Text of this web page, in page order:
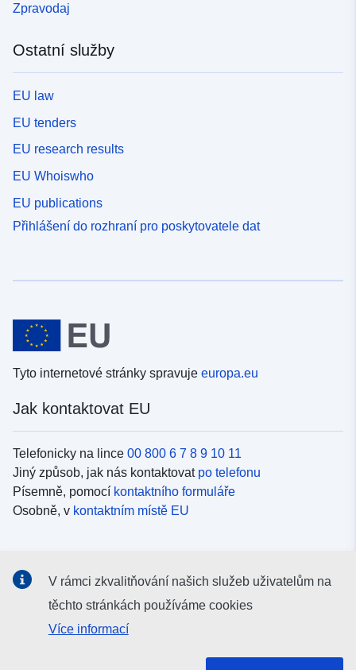
Zpravodaj
Ostatní služby
EU law
EU tenders
EU research results
EU Whoiswho
EU publications
Přihlášení do rozhraní pro poskytovatele dat
Tyto internetové stránky spravuje europa.eu
Jak kontaktovat EU
Telefonicky na lince 00 800 6 7 8 9 10 11
Jiný způsob, jak nás kontaktovat po telefonu
Písemně, pomocí kontaktního formuláře
Osobně, v kontaktním místě EU
Vyhledávání informačních kanálů EU vsociálních médiích
V rámci zkvalitňování našich služeb uživatelům na
těchto stránkách používáme cookies
Více informací